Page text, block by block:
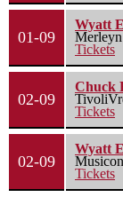
01-09
Wyatt
Tickets
02-09
Chuck
Tickets
02-09
Wyatt
Tickets